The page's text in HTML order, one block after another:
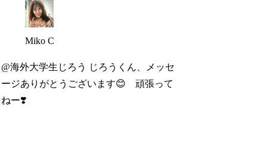
Miko C
@海外大学生じろう じろうくん、メッセ
ージありがとうございます😊 頑張って
ねー❣️